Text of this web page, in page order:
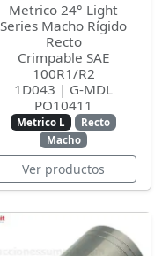
Metrico 24° Light
Series Macho Rígido
Recto
Crimpable SAE
100R1/R2
1D043 | G-MDL
PO10411
Metrico L
Recto
Macho
Ver productos